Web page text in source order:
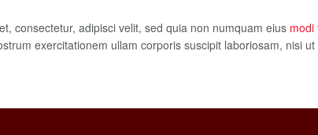
consectetur, adipisci velit, sed quia non numquam eius modi
exercitationem ullam corporis suscipit laboriosam, nisi